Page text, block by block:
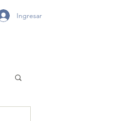
Ingresar